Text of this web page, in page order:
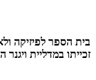
בית הספר לפיזיקה
זכייתו במדליית